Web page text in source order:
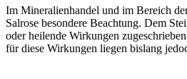
Im Mineralienhandel und im Bereich
Salrose besondere Beachtung. Dem
oder heilende Wirkungen
für diese Wirkungen liegen bislang